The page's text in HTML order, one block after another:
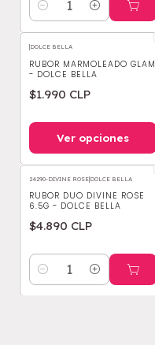
Cantidad
|DOLCE BELLA
RUBOR MARMOLEADO GLAM
- DOLCE BELLA
$1.990 CLP
Ver opciones
24290-DIVINE ROSE|DOLCE BELLA
RUBOR DUO DIVINE ROSE
6.5G - DOLCE BELLA
$4.890 CLP
Cantidad